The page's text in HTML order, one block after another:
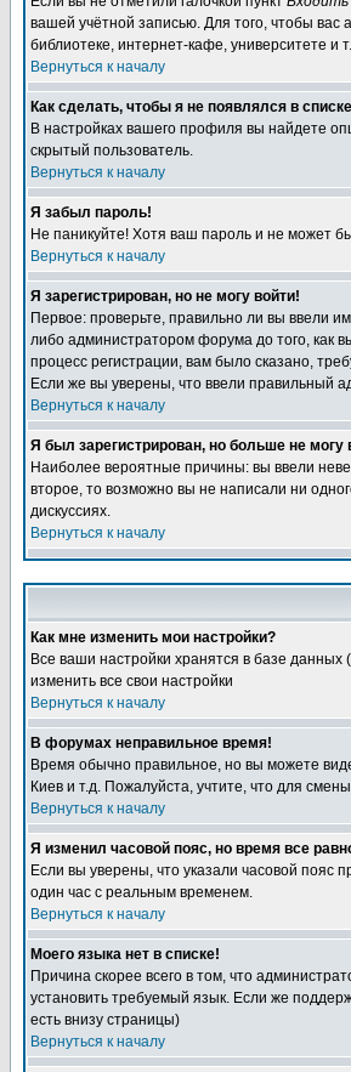
вашей учётной записью. Для того, чтобы
библиотеке, интернет-кафе, университете и
Вернуться к началу
Как сделать, чтобы я не появлялся в
В настройках вашего профиля вы найдете
скрытый пользователь.
Вернуться к началу
Я забыл пароль!
Не паникуйте! Хотя ваш пароль и не может
Вернуться к началу
Я зарегистрирован, но не могу войти!
Первое: проверьте, правильно ли вы ввели
либо администратором форума до того, как
процесс регистрации, вам было сказано,
Если же вы уверены, что ввели правильный
Вернуться к началу
Я был зарегистрирован, но больше не могу
Наиболее вероятные причины: вы ввели
второе, то возможно вы не написали ни
дискуссиях.
Вернуться к началу
Как мне изменить мои настройки?
Все ваши настройки хранятся в базе
изменить все свои настройки
Вернуться к началу
В форумах неправильное время!
Время обычно правильное, но вы можете
Киев и т.д. Пожалуйста, учтите, что для
Вернуться к началу
Я изменил часовой пояс, но время все
Если вы уверены, что указали часовой пояс
один час с реальным временем.
Вернуться к началу
Моего языка нет в списке!
Причина скорее всего в том, что
установить требуемый язык. Если же
есть внизу страницы)
Вернуться к началу